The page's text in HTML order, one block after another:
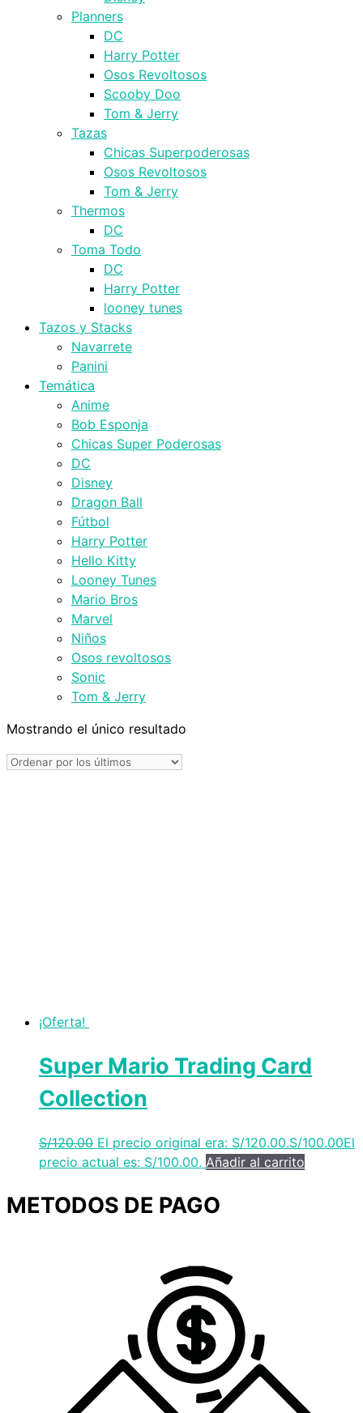
Planners
DC
Harry Potter
Osos Revoltosos
Scooby Doo
Tom & Jerry
Tazas
Chicas Superpoderosas
Osos Revoltosos
Tom & Jerry
Thermos
DC
Toma Todo
DC
Harry Potter
looney tunes
Tazos y Stacks
Navarrete
Panini
Temática
Anime
Bob Esponja
Chicas Super Poderosas
DC
Disney
Dragon Ball
Fútbol
Harry Potter
Hello Kitty
Looney Tunes
Mario Bros
Marvel
Niños
Osos revoltosos
Sonic
Tom & Jerry
Mostrando el único resultado
¡Oferta!
Super Mario Trading Card
Collection
S/120.00 El precio original era: S/120.00.S/100.00El
precio actual es: S/100.00. Añadir al carrito
METODOS DE PAGO